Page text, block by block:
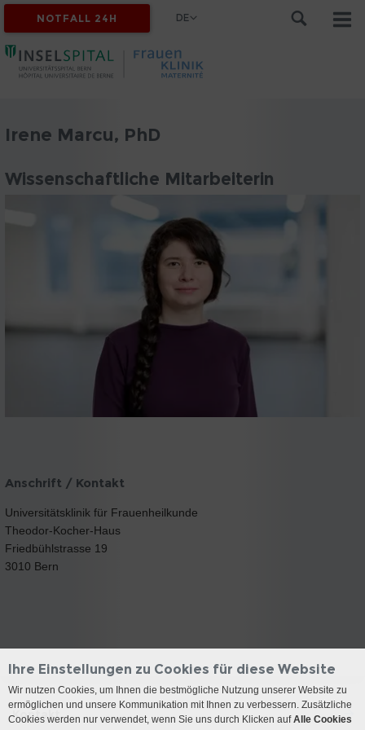
NOTFALL 24H DE
Irene Marcu, PhD
Wissenschaftliche Mitarbeiterin
Anschrift / Kontakt
Universitätsklinik für Frauenheilkunde
Theodor-Kocher-Haus
Friedbühlstrasse 19
3010 Bern
Kontakt
Ihre Einstellungen zu Cookies für diese Website
Wir nutzen Cookies, um Ihnen die bestmögliche Nutzung unserer Website zu
ermöglichen und unsere Kommunikation mit Ihnen zu verbessern. Zusätzliche
Cookies werden nur verwendet, wenn Sie uns durch Klicken aufAlle Cookies